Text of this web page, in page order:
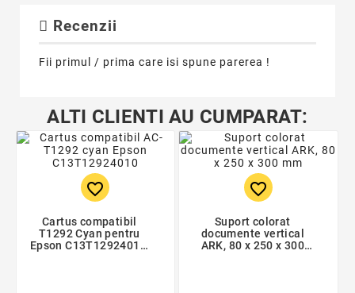
Recenzii
Fii primul / prima care isi spune parerea !
ALTI CLIENTI AU CUMPARAT:
favorite_border
Cartus compatibil
T1292 Cyan pentru
Epson C13T12924010,
favorite_border
Suport colorat
documente vertical
ARK, 80 x 250 x 300